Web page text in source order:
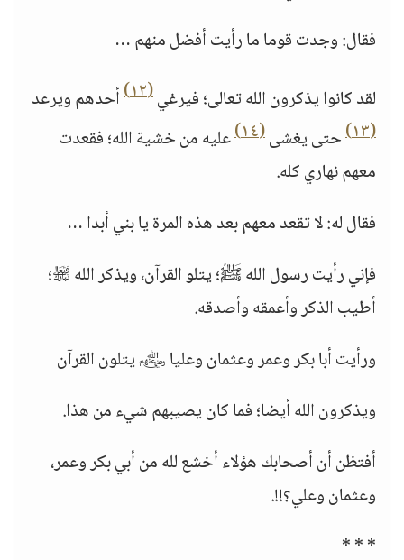
فقال: وجدت قوما ما رأيت أفضل منهم …
لقد كانوا يذكرون الله تعالى؛ فيرغي(١٢)
أحدهم ويرعد
(١٣)
حتى يغشى(١٤)
عليه من خشية الله؛ فقعدت
معهم نهاري كله.
فقال له: لا تقعد معهم بعد هذه المرة يا بني أبدا …
فإني رأيت رسول الله ﷺ؛ يتلو القرآن، ويذكر الله ﵎؛
أطيب الذكر وأعمقه وأصدقه.
ورأيت أبا بكر وعمر وعثمان وعليا ﵃ يتلون القرآن
ويذكرون الله أيضا؛ فما كان يصيبهم شيء من هذا.
أفتظن أن أصحابك هؤلاء أخشع لله من أبي بكر وعمر،
وعثمان وعلي؟!!.
* * *